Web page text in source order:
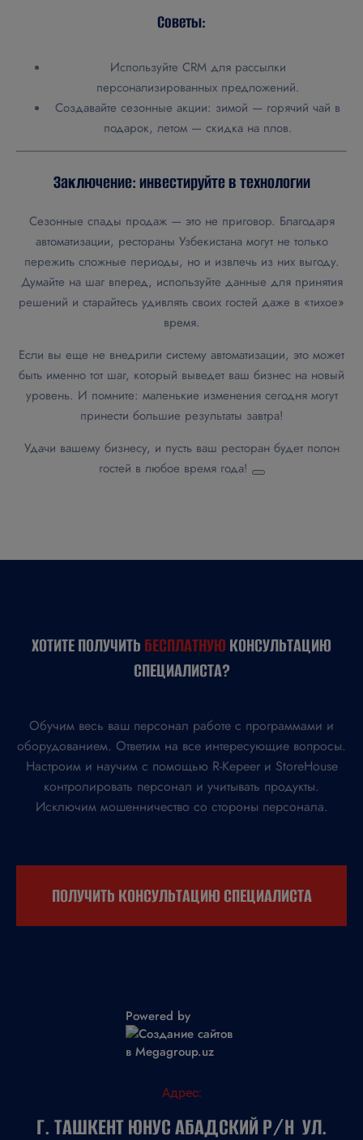
Советы:
Используйте CRM для рассылки
персонализированных предложений.
Создавайте сезонные акции: зимой — горячий чай в
подарок, летом — скидка на плов.
Заключение: инвестируйте в технологии
Сезонные спады продаж — это не приговор. Благодаря
автоматизации, рестораны Узбекистана могут не только
пережить сложные периоды, но и извлечь из них выгоду.
Думайте на шаг вперед, используйте данные для принятия
решений и старайтесь удивлять своих гостей даже в «тихое»
время.
Если вы еще не внедрили систему автоматизации, это может
быть именно тот шаг, который выведет ваш бизнес на новый
уровень. И помните: маленькие изменения сегодня могут
принести большие результаты завтра!
Удачи вашему бизнесу, и пусть ваш ресторан будет полон
гостей в любое время года!
ХОТИТЕ ПОЛУЧИТЬБЕСПЛАТНУЮКОНСУЛЬТАЦИЮ
СПЕЦИАЛИСТА?
Обучим весь ваш персонал работе с программами и
оборудованием. Ответим на все интересующие вопросы.
Настроим и научим с помощью R-Kepeer и StoreHouse
контролировать персонал и учитывать продукты.
Исключим мошенничество со стороны персонала.
ПОЛУЧИТЬ КОНСУЛЬТАЦИЮ СПЕЦИАЛИСТА
Powered by
Адрес:
Г. ТАШКЕНТ ЮНУС АБАДСКИЙ Р/Н УЛ.